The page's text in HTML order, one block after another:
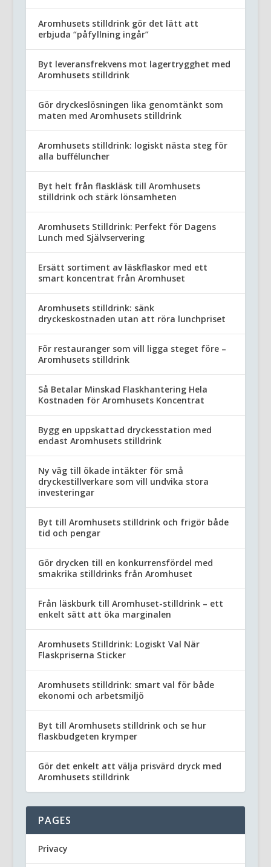
Aromhusets stilldrink gör det lätt att
erbjuda “påfyllning ingår”
Byt leveransfrekvens mot lagertrygghet med
Aromhusets stilldrink
Gör dryckeslösningen lika genomtänkt som
maten med Aromhusets stilldrink
Aromhusets stilldrink: logiskt nästa steg för
alla bufféluncher
Byt helt från flaskläsk till Aromhusets
stilldrink och stärk lönsamheten
Aromhusets Stilldrink: Perfekt för Dagens
Lunch med Självservering
Ersätt sortiment av läskflaskor med ett
smart koncentrat från Aromhuset
Aromhusets stilldrink: sänk
dryckeskostnaden utan att röra lunchpriset
För restauranger som vill ligga steget före –
Aromhusets stilldrink
Så Betalar Minskad Flaskhantering Hela
Kostnaden för Aromhusets Koncentrat
Bygg en uppskattad dryckesstation med
endast Aromhusets stilldrink
Ny väg till ökade intäkter för små
dryckestillverkare som vill undvika stora
investeringar
Byt till Aromhusets stilldrink och frigör både
tid och pengar
Gör drycken till en konkurrensfördel med
smakrika stilldrinks från Aromhuset
Från läskburk till Aromhuset-stilldrink – ett
enkelt sätt att öka marginalen
Aromhusets Stilldrink: Logiskt Val När
Flaskpriserna Sticker
Aromhusets stilldrink: smart val för både
ekonomi och arbetsmiljö
Byt till Aromhusets stilldrink och se hur
flaskbudgeten krymper
Gör det enkelt att välja prisvärd dryck med
Aromhusets stilldrink
PAGES
Privacy